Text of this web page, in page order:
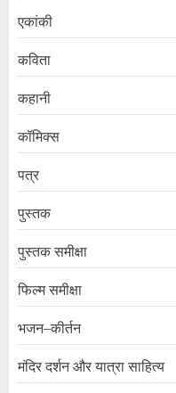
एकांकी
कविता
कहानी
कॉमिक्स
पत्र
पुस्तक
पुस्तक समीक्षा
फिल्म समीक्षा
भजन–कीर्तन
मंदिर दर्शन और यात्रा साहित्य